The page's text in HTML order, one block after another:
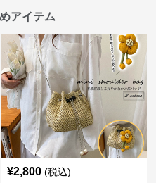
アイテム
¥2,800 (税込)